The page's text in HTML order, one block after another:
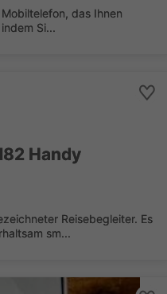
das Ihnen
Si...
Handy
Reisebegleiter. Es
sm...